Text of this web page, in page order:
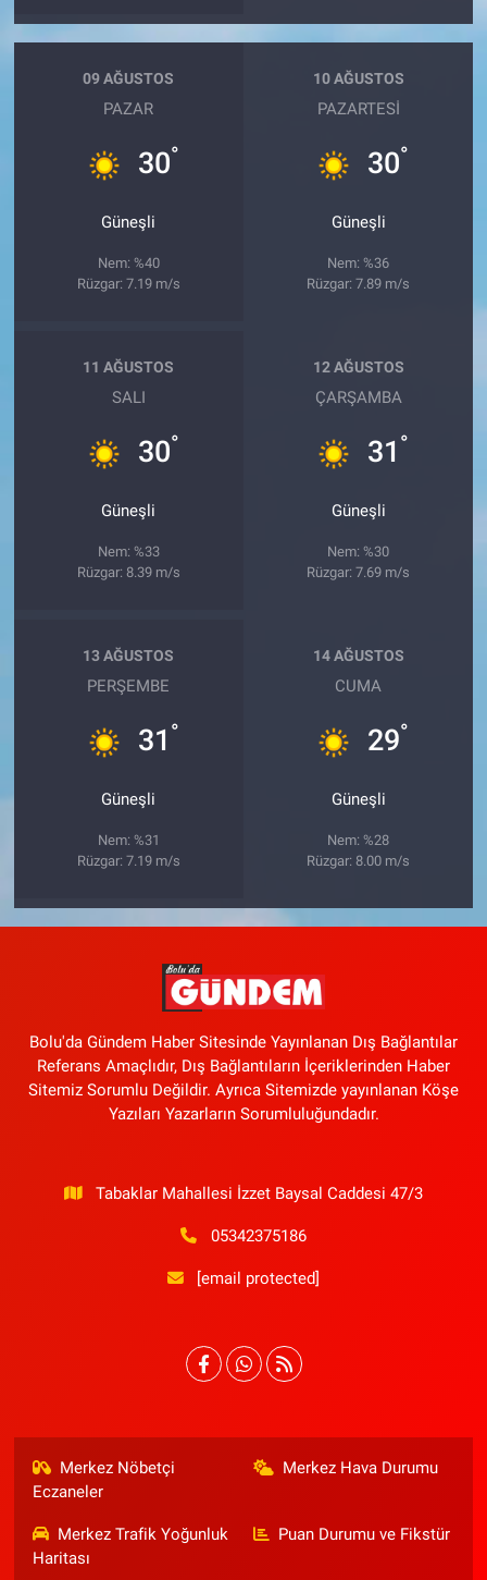
09 AĞUSTOS
PAZAR
30°
Güneşli
Nem: %40
Rüzgar: 7.19 m/s
10 AĞUSTOS
PAZARTESI
30°
Güneşli
Nem: %36
Rüzgar: 7.89 m/s
11 AĞUSTOS
SALI
30°
Güneşli
Nem: %33
Rüzgar: 8.39 m/s
12 AĞUSTOS
ÇARŞAMBA
31 °
Güneşli
Nem: %30
Rüzgar: 7.69 m/s
13 AĞUSTOS
PERŞEMBE
31 °
Güneşli
Nem: %31
Rüzgar: 7.19 m/s
14 AĞUSTOS
CUMA
29°
Güneşli
Nem: %28
Rüzgar: 8.00 m/s
Bolu'da Gündem Haber Sitesinde Yayınlanan Dış Bağlantılar
Referans Amaçlıdır, Dış Bağlantıların İçeriklerinden Haber
Sitemiz Sorumlu Değildir. Ayrıca Sitemizde yayınlanan Köşe
Yazıları Yazarların Sorumluluğundadır.
Tabaklar Mahallesi İzzet Baysal Caddesi 47/3
05342375186
[email protected]
Merkez Nöbetçi
Eczaneler
Merkez Hava Durumu
Merkez Trafik Yoğunluk
Haritası
Puan Durumu ve Fikstür